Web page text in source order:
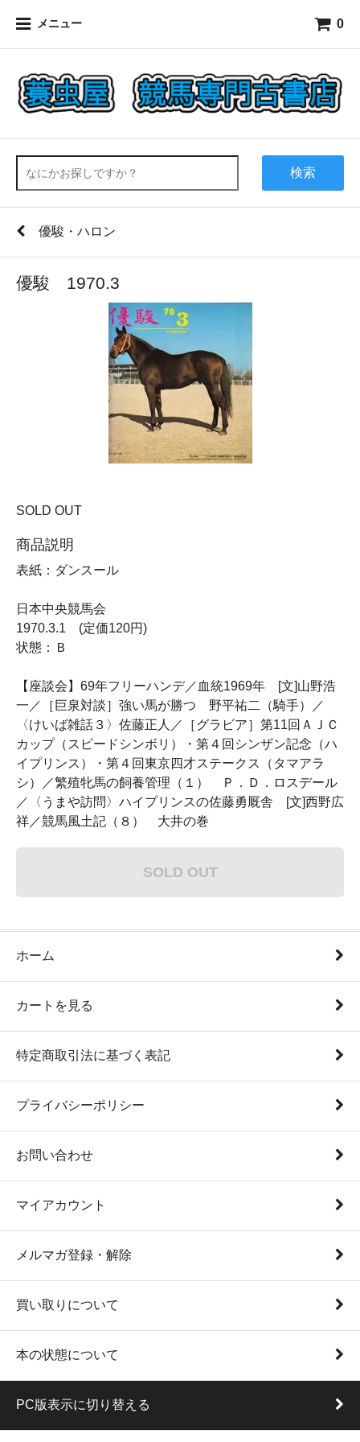
メニュー 0
検索
優駿・ハロン
優駿 1970.3
SOLD OUT
商品説明
表紙：ダンスール
日本中央競馬会
1970.3.1 (定価120円)
状態：Ｂ
【座談会】69年フリーハンデ／血統1969年 [文]山野浩
一／［巨泉対談］強い馬が勝つ 野平祐二（騎手）／
〈けいば雑話３〉佐藤正人／［グラビア］第11回ＡＪＣ
カップ（スピードシンボリ）・第４回シンザン記念（ハ
イプリンス）・第４回東京四才ステークス（タマアラ
シ）／繁殖牝馬の飼養管理（１） Ｐ．Ｄ．ロスデール
／〈うまや訪問〉ハイプリンスの佐藤勇厩舎 [文]西野広
祥／競馬風土記（８） 大井の巻
SOLD OUT
ホーム
カートを見る
特定商取引法に基づく表記
プライバシーポリシー
お問い合わせ
マイアカウント
メルマガ登録・解除
買い取りについて
本の状態について
PC版表示に切り替える